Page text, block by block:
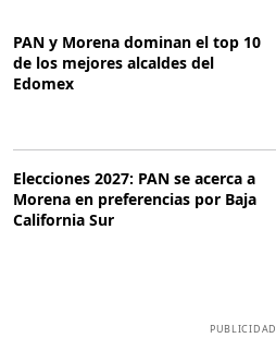
PAN y Morena dominan el top 10
de los mejores alcaldes del
Edomex
Elecciones 2027: PAN se acerca a
Morena en preferencias por Baja
California Sur
PUBLICIDAD